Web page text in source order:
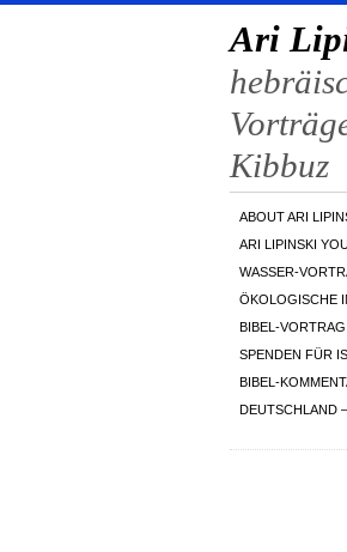
Ari
Kibbuz
ABOUT ARI
ARI LIPINSKI
WASSER-
ÖKOLOGISCHE
BIBEL-
SPENDEN FÜR
BIBEL-
DEUTSCHLAND